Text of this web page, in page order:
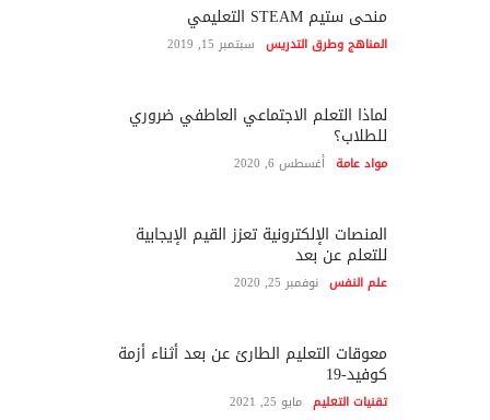
منحى ستيم STEAM التعليمي
المناهج وطرق التدريس سبتمبر 15, 2019
لماذا التعلم الاجتماعي العاطفي ضروري
للطلاب؟
مواد عامة أغسطس 6, 2020
المنصات الإلكترونية تعزز القيم الإيجابية
للتعلم عن بعد
علم النفس نوفمبر 25, 2020
معوقات التعليم الطارئ عن بعد أثناء أزمة
كوفيد-19
تقنيات التعليم مايو 25, 2021